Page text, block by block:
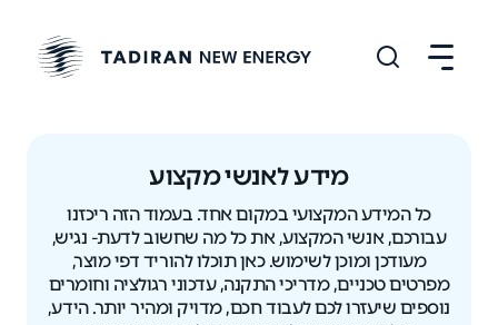
מידע לאנשי מקצוע
כל המידע המקצועי במקום אחד. בעמוד הזה ריכזנו
עבורכם, אנשי המקצוע, את כל מה שחשוב לדעת- נגיש,
מעודכן ומוכן לשימוש. כאן תוכלו להוריד דפי מוצר,
מפרטים טכניים, מדריכי התקנה, עדכוני רגולציה וחומרים
נוספים שיעזרו לכם לעבוד חכם, מדויק ומהיר יותר. הידע,